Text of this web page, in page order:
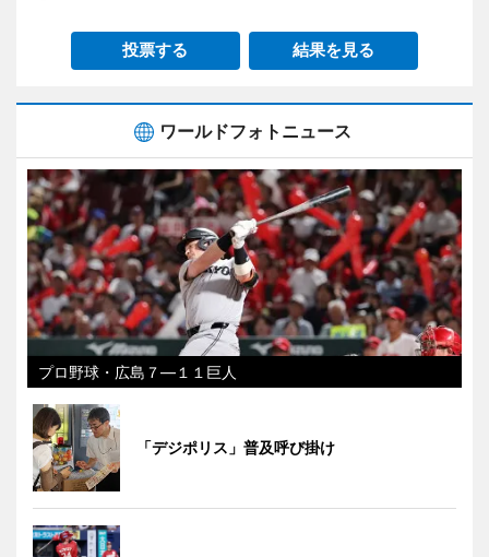
投票する 結果を見る
ワールドフォトニュース
プロ野球・広島７―１１巨人
「デジポリス」普及呼び掛け